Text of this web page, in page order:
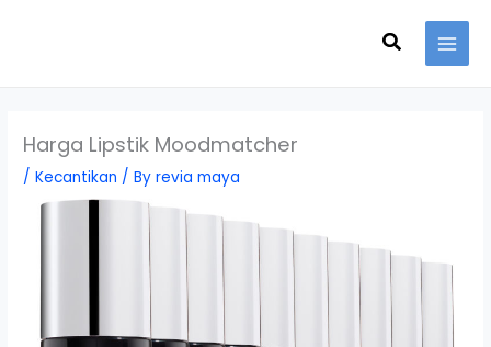
Search
Harga Lipstik Moodmatcher
/Kecantikan / Byrevia maya